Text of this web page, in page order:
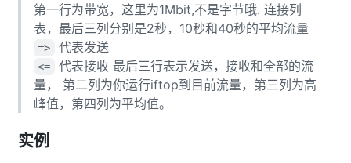
第一行为带宽，这里为1Mbit,不是字节哦. 连接列
表，最后三列分别是2秒，10秒和40秒的平均流量
=> 代表发送
<=
代表接收 最后三行表示发送，接收和全部的流
量， 第二列为你运行iftop到目前流量，第三列为高
峰值，第四列为平均值。
实例